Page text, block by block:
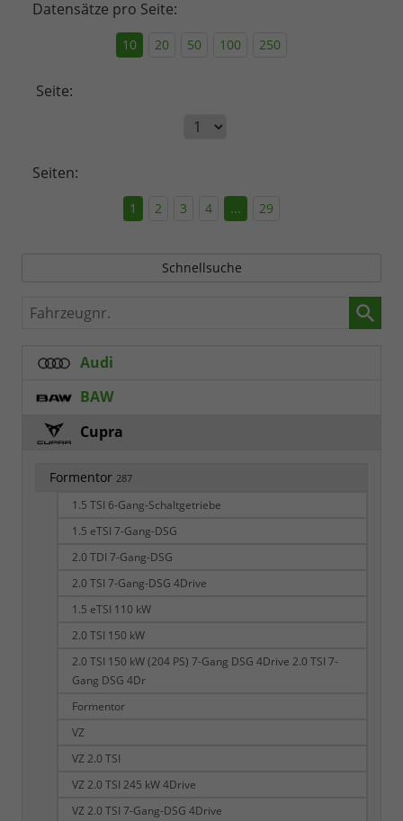
Datensätze pro Seite:
10 20 50 100 250
Seite:
Seiten:
1 2 3 4 ... 29
Schnellsuche
Fahrzeugnr.
Audi
BAW
Cupra
Formentor 287
1.5 TSI 6-Gang-Schaltgetriebe
1.5 eTSI 7-Gang-DSG
2.0 TDI 7-Gang-DSG
2.0 TSI 7-Gang-DSG 4Drive
1.5 eTSI 110 kW
2.0 TSI 150 kW
2.0 TSI 150 kW (204 PS) 7-Gang DSG 4Drive 2.0 TSI 7-
Gang DSG 4Dr
Formentor
VZ
VZ 2.0 TSI
VZ 2.0 TSI 245 kW 4Drive
VZ 2.0 TSI 7-Gang-DSG 4Drive